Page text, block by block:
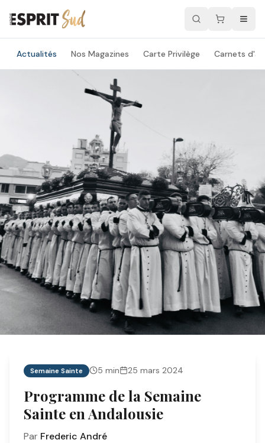
Actualités Nos Magazines Carte Privilège Carnets
Semaine Sainte 5 min 25 mars 2024
Programme de la Semaine
Sainte en Andalousie
Par Frederic André